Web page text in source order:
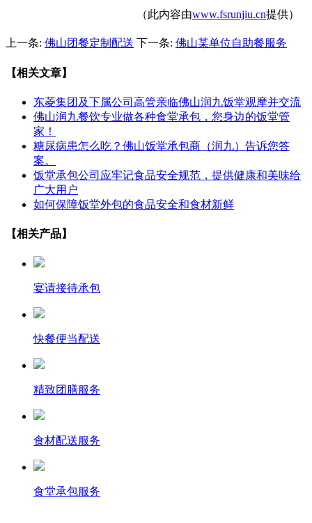
（此内容由www.fsrunjiu.cn提供）
上一条: 佛山团餐定制配送 下一条: 佛山某单位自助餐服务
【相关文章】
东菱集团及下属公司高管亲临佛山润九饭堂观摩并交流
佛山润九餐饮专业做各种食堂承包，您身边的饭堂管
家！
糖尿病患怎么吃？佛山饭堂承包商（润九）告诉您答
案。
饭堂承包公司应牢记食品安全规范，提供健康和美味给
广大用户
如何保障饭堂外包的食品安全和食材新鲜
【相关产品】
宴请接待承包
快餐便当配送
精致团膳服务
食材配送服务
食堂承包服务